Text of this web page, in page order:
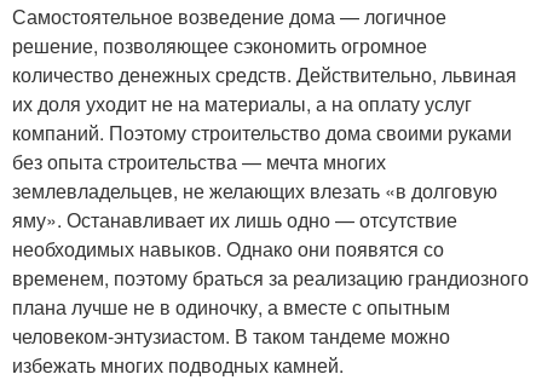
Самостоятельное возведение дома — логичное
решение, позволяющее сэкономить огромное
количество денежных средств. Действительно, львиная
их доля уходит не на материалы, а на оплату услуг
компаний. Поэтому строительство дома своими руками
без опыта строительства — мечта многих
землевладельцев, не желающих влезать «в долговую
яму». Останавливает их лишь одно — отсутствие
необходимых навыков. Однако они появятся со
временем, поэтому браться за реализацию грандиозного
плана лучше не в одиночку, а вместе с опытным
человеком-энтузиастом. В таком тандеме можно
избежать многих подводных камней.